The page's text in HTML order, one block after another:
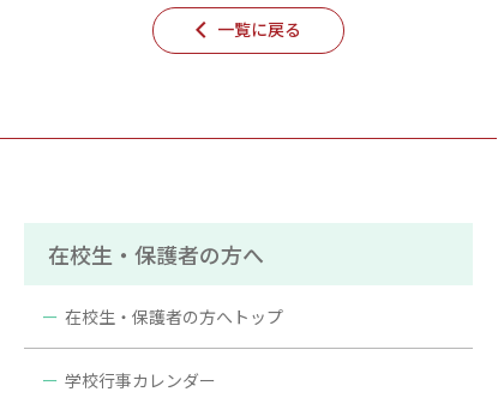
一覧に戻る
在校生・保護者の方へ
在校生・保護者の方へトップ
学校行事カレンダー